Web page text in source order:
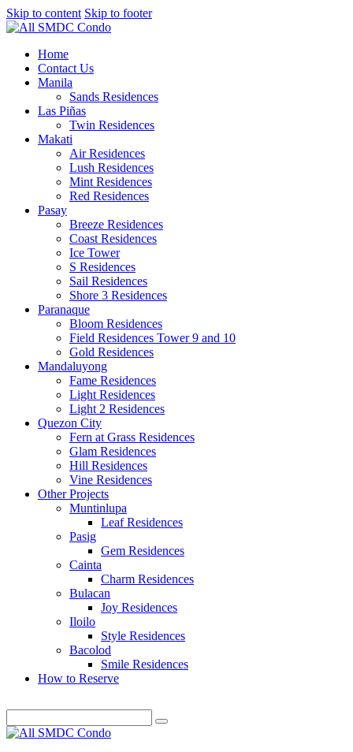
Skip to content Skip to footer
Home
Contact Us
Manila
Sands Residences
Las Piñas
Twin Residences
Makati
Air Residences
Lush Residences
Mint Residences
Red Residences
Pasay
Breeze Residences
Coast Residences
Ice Tower
S Residences
Sail Residences
Shore 3 Residences
Paranaque
Bloom Residences
Field Residences Tower 9 and 10
Gold Residences
Mandaluyong
Fame Residences
Light Residences
Light 2 Residences
Quezon City
Fern at Grass Residences
Glam Residences
Hill Residences
Vine Residences
Other Projects
Muntinlupa
Leaf Residences
Pasig
Gem Residences
Cainta
Charm Residences
Bulacan
Joy Residences
Iloilo
Style Residences
Bacolod
Smile Residences
How to Reserve